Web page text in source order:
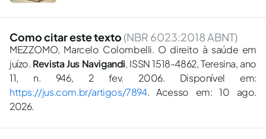
Como citar este texto (NBR 6023:2018 ABNT)
MEZZOMO, Marcelo Colombelli. O direito à saúde em
juízo. Revista Jus Navigandi, ISSN 1518-4862, Teresina, ano
11, n. 946, 2 fev. 2006. Disponível em:
https://jus.com.br/artigos/7894. Acesso em: 10 ago.
2026.